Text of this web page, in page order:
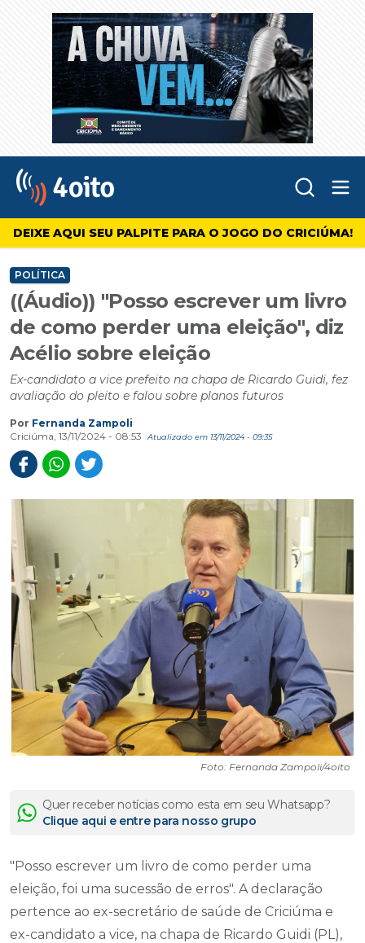
4oito
DEIXE AQUI SEU PALPITE PARA O JOGO DO CRICIÚMA!
POLÍTICA
((Áudio)) "Posso escrever um livro
de como perder uma eleição", diz
Acélio sobre eleição
Ex-candidato a vice prefeito na chapa de Ricardo Guidi, fez
avaliação do pleito e falou sobre planos futuros
Por Fernanda Zampoli
Criciúma, 13/11/2024 - 08:53
Atualizado em 13/11/2024 - 09:35
Foto: Fernanda Zampoli/4oito
Quer receber notícias como esta em seu Whatsapp?
Clique aqui e entre para nosso grupo
"Posso escrever um livro de como perder uma
eleição, foi uma sucessão de erros". A declaração
pertence ao ex-secretário de saúde de Criciúma e
ex-candidato a vice, na chapa de Ricardo Guidi (PL),